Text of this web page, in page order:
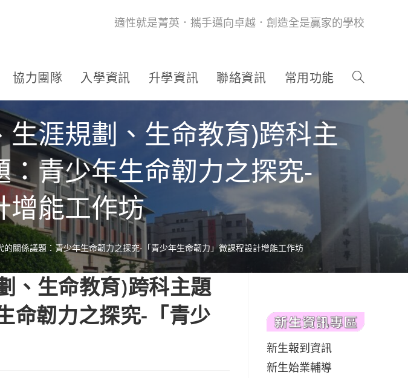
適性就是菁英．攜手邁向卓越．創造全是贏家的學校
協力團隊 入學資訊 升學資訊 聯絡資訊 常用功能
涯規劃、生命教育)跨科主
青少年生命韌力之探究-
增能工作坊
關係議題：青少年生命韌力之探究-「青少年生命韌力」微課程設計增能工作坊
、生命教育)跨科主題
命韌力之探究-「青少
新生報到資訊
新生始業輔導